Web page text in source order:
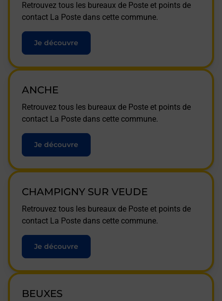
Retrouvez tous les bureaux de Poste et points de
contact La Poste dans cette commune.
Je découvre
ANCHE
Retrouvez tous les bureaux de Poste et points de
contact La Poste dans cette commune.
Je découvre
CHAMPIGNY SUR VEUDE
Retrouvez tous les bureaux de Poste et points de
contact La Poste dans cette commune.
Je découvre
BEUXES